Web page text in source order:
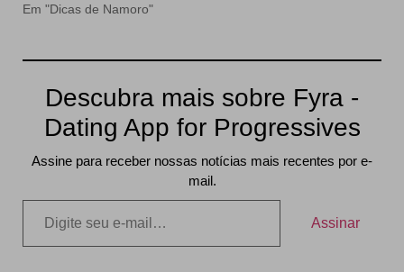
Em "Dicas de Namoro"
Descubra mais sobre Fyra -
Dating App for Progressives
Assine para receber nossas notícias mais recentes por e-
mail.
Assinar